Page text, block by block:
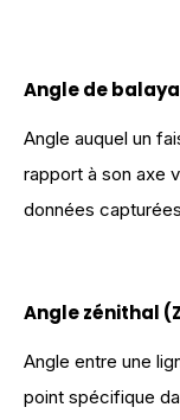
Angle de
Angle auquel un
rapport à son axe
données
Angle zénithal
Angle entre une
point spécifique